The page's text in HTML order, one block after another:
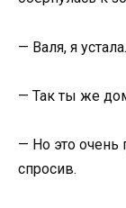
— Валя, я
— Так ты же
— Но это очень
спросив.